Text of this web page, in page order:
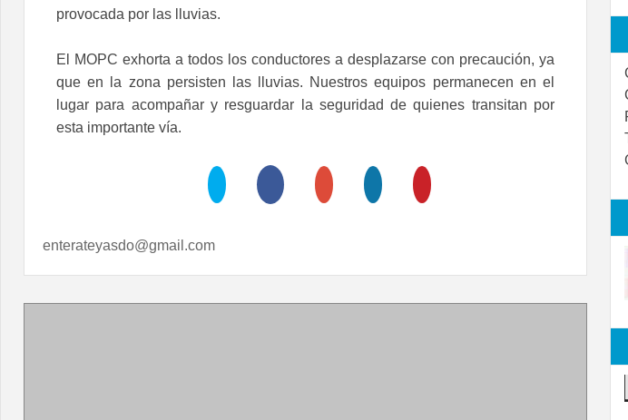
provocada por las lluvias.
El MOPC exhorta a todos los conductores a desplazarse con precaución, ya
que en la zona persisten las lluvias. Nuestros equipos permanecen en el
lugar para acompañar y resguardar la seguridad de quienes transitan por
esta importante vía.
enterateyasdo@gmail.com